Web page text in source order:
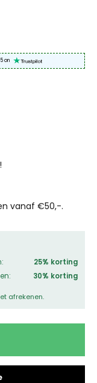
on
vanaf €50,-.
25% korting
30% korting
afrekenen.